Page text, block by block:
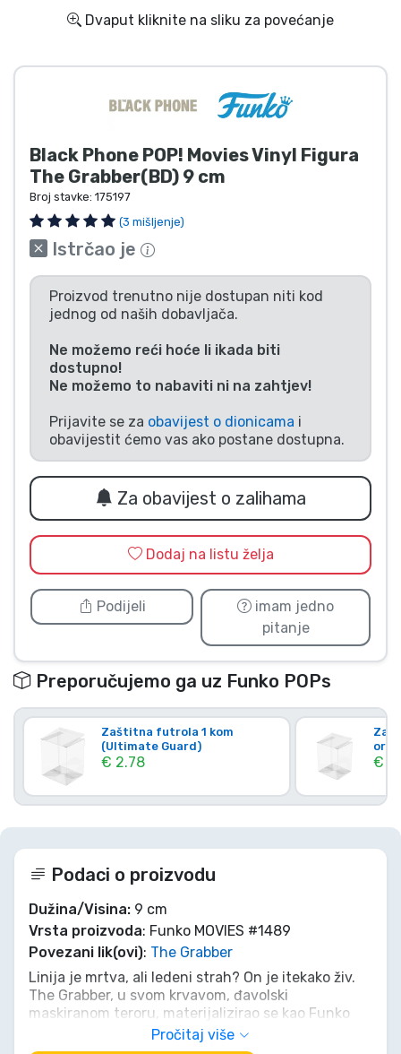
Dvaput kliknite na sliku za povećanje
Black Phone POP! Movies Vinyl Figura
The Grabber(BD) 9 cm
Broj stavke: 175197
(3 mišljenje)
Istrčao je
Proizvod trenutno nije dostupan niti kod
jednog od naših dobavljača.
Ne možemo reći hoće li ikada biti
dostupno!
Ne možemo to nabaviti ni na zahtjev!
Prijavite se za obavijest o dionicama i
obavijestit ćemo vas ako postane dostupna.
Za obavijest o zalihama
Dodaj na listu želja
Podijeli
imam jedno
pitanje
Preporučujemo ga uz Funko POPs
Zaštitna futrola 1 kom
(Ultimate Guard)
€ 2.78 €
Podaci o proizvodu
Dužina/Visina: 9 cm
Vrsta proizvoda: Funko MOVIES #1489
Povezani lik(ovi): The Grabber
Linija je mrtva, ali ledeni strah? On je itekako živ.
The Grabber, u svom krvavom, đavolski
maskiranom teroru, materijalizirao se kao Funko
POP! kolekcionarska figura. Naoružan svojim
zlokobnim osmijehom (ili je to grimasa ispod
Pročitaj više
Crtani proizvodi
Anime proizvodi
Gamer proizvodi
Sportski proizvodi
Glazbeni proizvodi
Vrste proizvoda
Marke